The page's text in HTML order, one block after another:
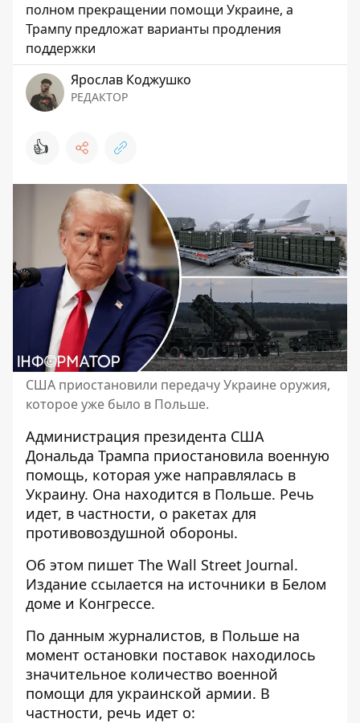
полном прекращении помощи Украине, а
Трампу предложат варианты продления
поддержки
Ярослав Коджушко
РЕДАКТОР
👍
США приостановили передачу Украине оружия,
которое уже было в Польше.
Администрация президента США
Дональда Трампа приостановила военную
помощь, которая уже направлялась в
Украину. Она находится в Польше. Речь
идет, в частности, о ракетах для
противовоздушной обороны.
Об этом пишет The Wall Street Journal.
Издание ссылается на источники в Белом
доме и Конгрессе.
По данным журналистов, в Польше на
момент остановки поставок находилось
значительное количество военной
помощи для украинской армии. В
частности, речь идет о: